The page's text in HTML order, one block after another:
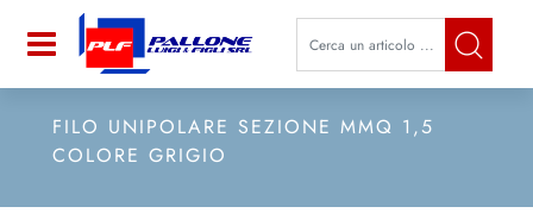
Open La modifica di un filtro
FILO UNIPOLARE SEZIONE MMQ 1,5
COLORE GRIGIO